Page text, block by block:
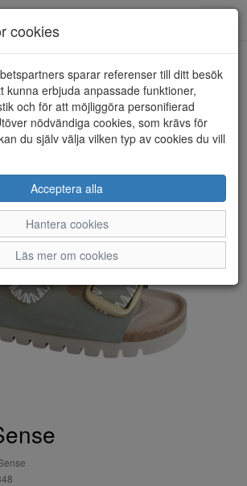
SENSE
cookies
sparar referenser till ditt besök
kunna erbjuda anpassade funktioner,
och för att möjliggöra personifierad
nödvändiga cookies, som krävs för
du själv välja vilken typ av cookies du vill
Acceptera alla
Hantera cookies
Läs mer om cookies